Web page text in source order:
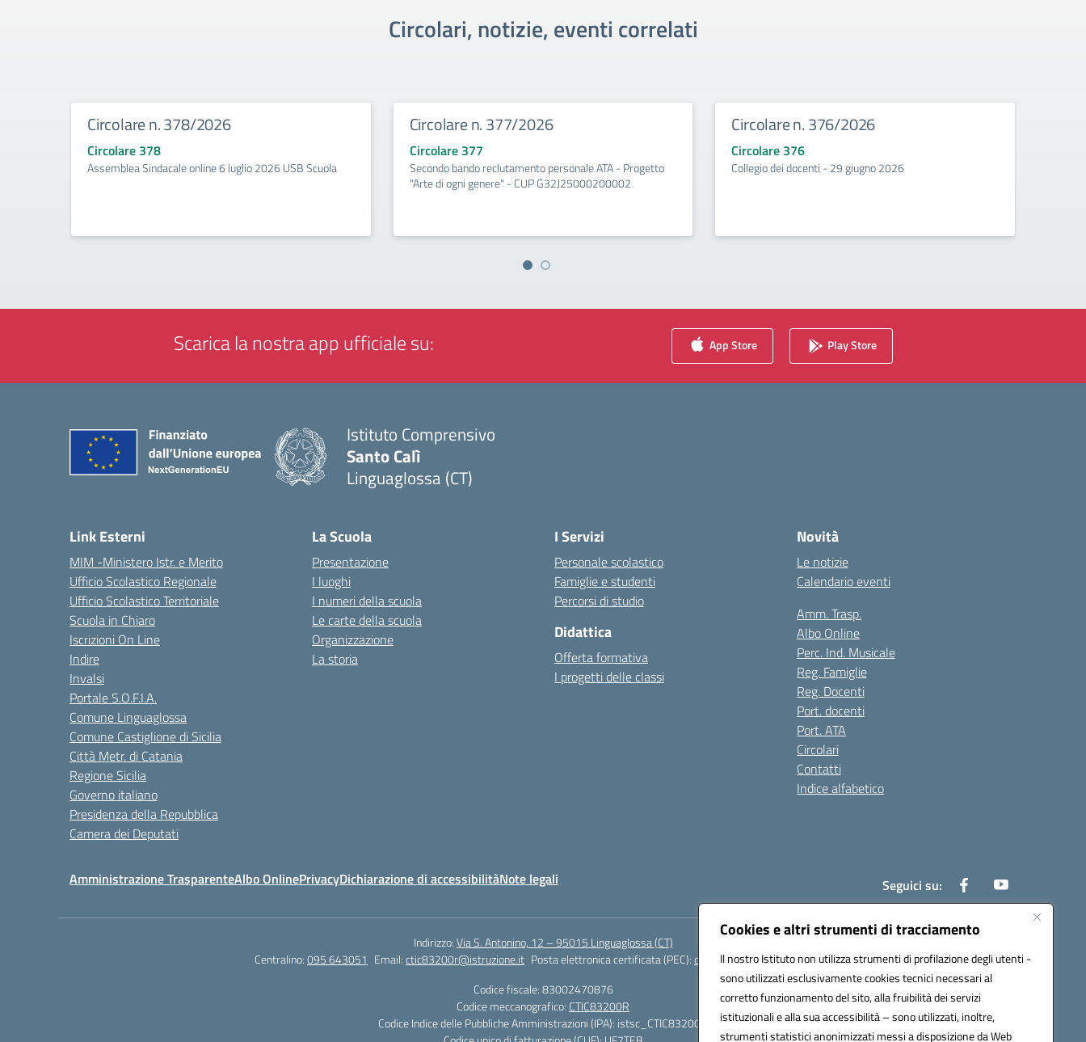
Cookies e altri strumenti di tracciamento
Il nostro Istituto non utilizza strumenti di profilazione degli utenti -
sono utilizzati esclusivamente cookies tecnici necessari al
corretto funzionamento del sito, alla fruibilità dei servizi
istituzionali e alla sua accessibilità – sono utilizzati, inoltre,
strumenti statistici anonimizzati messi a disposizione da Web
Circolari, notizie, eventi correlati
Circolare n. 378/2026
Circolare 378
Assemblea Sindacale online 6 luglio 2026 USB Scuola
Circolare n. 377/2026
Circolare 377
Secondo bando reclutamento personale ATA - Progetto
"Arte di ogni genere" - CUP G32J25000200002
Circolare n. 376/2026
Circolare 376
Collegio dei docenti - 29 giugno 2026
Scarica la nostra app ufficiale su: App Store Play Store
Istituto Comprensivo
Santo Calì
Linguaglossa (CT)
Link Esterni
MIM -Ministero Istr. e Merito
Ufficio Scolastico Regionale
Ufficio Scolastico Territoriale
Scuola in Chiaro
Iscrizioni On Line
Indire
Invalsi
Portale S.O.F.I.A.
Comune Linguaglossa
Comune Castiglione di Sicilia
Città Metr. di Catania
Regione Sicilia
Governo italiano
Presidenza della Repubblica
Camera dei Deputati
La Scuola
Presentazione
I luoghi
I numeri della scuola
Le carte della scuola
Organizzazione
La storia
I Servizi
Personale scolastico
Famiglie e studenti
Percorsi di studio
Didattica
Offerta formativa
I progetti delle classi
Novità
Le notizie
Calendario eventi
Amm. Trasp.
Albo Online
Perc. Ind. Musicale
Reg. Famiglie
Reg. Docenti
Port. docenti
Port. ATA
Circolari
Contatti
Indice alfabetico
Amministrazione TrasparenteAlbo OnlinePrivacyDichiarazione di accessibilitàNote legali Seguici su:
Indirizzo:Via S. Antonino, 12 – 95015 Linguaglossa (CT)
Centralino:095 643051 Email:ctic83200r@istruzione.it Posta elettronica certificata (PEC):ctic83200r@pec.istruzione.it
Codice fiscale: 83002470876
Codice meccanografico: CTIC83200R
Codice Indice delle Pubbliche Amministrazioni (IPA): istsc_CTIC83200R